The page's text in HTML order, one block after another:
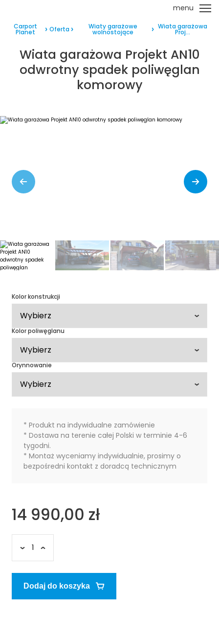
menu
Carport
Planet Oferta Wiaty garażowe
wolnostojące
Wiata garażowa
Proj...
Wiata garażowa Projekt AN10
odwrotny spadek poliwęglan
komorowy
Kolor konstrukcji
Kolor poliwęglanu
Orynnowanie
* Produkt na indywidualne zamówienie
* Dostawa na terenie całej Polski w terminie 4-6
tygodni.
* Montaż wyceniamy indywidualnie, prosimy o
bezpośredni kontakt z doradcą technicznym
14 990,00 zł
Dodaj do koszyka